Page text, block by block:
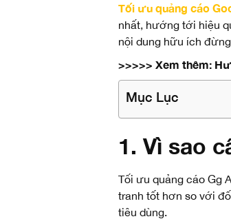
Tối ưu quảng cáo
nhất, hướng tới hiệu
nội dung hữu ích
>>>>> Xem thêm:
Mục Lục
1. Vì sao
Tối ưu quảng cáo Gg
tranh tốt hơn so với
tiêu dùng.